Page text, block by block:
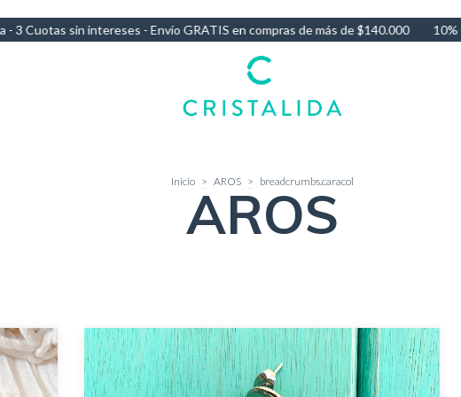
en compras de más de $140.000 10% OFF por Transferencia - 3
Inicio > AROS > breadcrumbs.caracol
AROS